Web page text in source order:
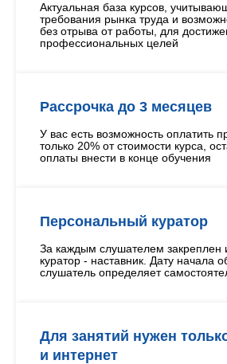
Актуальная база курсов,
требования рынка труда и
без отрыва от работы, для
профессиональных целей
Рассрочка до 3 месяцев
У вас есть возможность оплатить
только 20% от стоимости курса,
оплаты внести в конце обучения
Персональный куратор
За каждым слушателем закреплен
куратор - наставник. Дату начала
слушатель определяет
Для занятий нужен
и интернет